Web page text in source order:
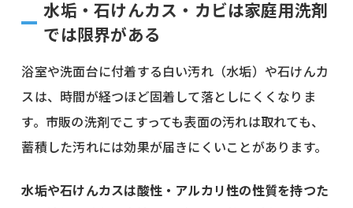
水垢・石けんカス・カビは家庭用洗剤
では限界がある
浴室や洗面台に付着する白い汚れ（水垢）や石けんカ
スは、時間が経つほど固着して落としにくくなりま
す。市販の洗剤でこすっても表面の汚れは取れても、
蓄積した汚れには効果が届きにくいことがあります。
水垢や石けんカスは酸性・アルカリ性の性質を持つた